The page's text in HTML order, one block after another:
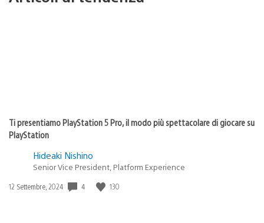
Ti presentiamo PlayStation 5 Pro, il modo più spettacolare di giocare su
PlayStation
Hideaki Nishino
Senior Vice President, Platform Experience
Data
12 Settembre, 2024 4 130